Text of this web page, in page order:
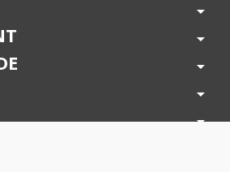
arrow_drop_down
arrow_drop_down
arrow_drop_down
arrow_drop_down
arrow_drop_down